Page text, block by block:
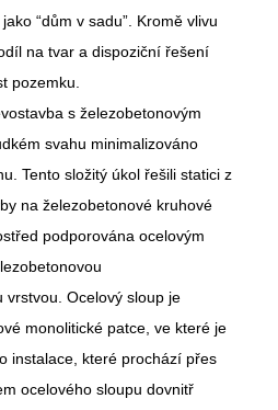
“dům v sadu”. Kromě vlivu
na tvar a dispoziční řešení
pozemku.
s železobetonovým
svahu minimalizováno
Tento složitý úkol řešili statici z
na železobetonové kruhové
podporována ocelovým
vrstvou. Ocelový sloup je
monolitické patce, ve které je
instalace, které prochází přes
ocelového sloupu dovnitř